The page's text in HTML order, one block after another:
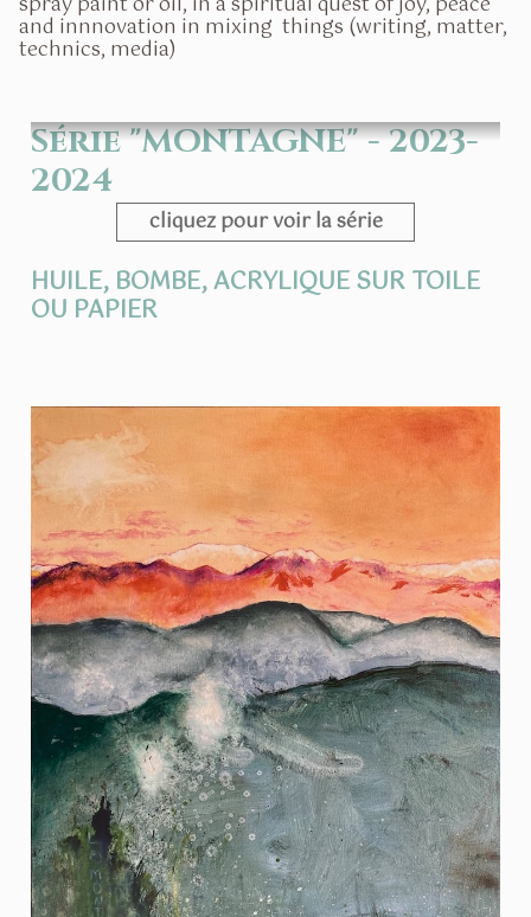
and innnovation in mixing things (writing, matter,
technics, media)
Série "MONTAGNE" - 2023-
2024
cliquez pour voir la série
HUILE, BOMBE, ACRYLIQUE SUR TOILE
OU PAPIER